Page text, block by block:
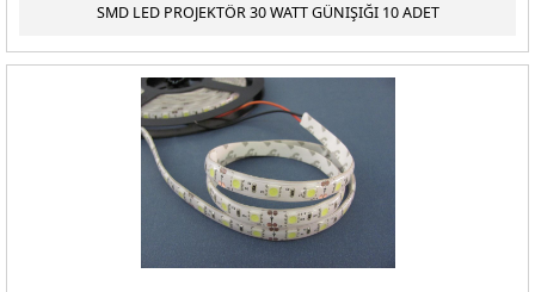
SMD LED PROJEKTÖR 30 WATT GÜNIŞIĞI 10 ADET